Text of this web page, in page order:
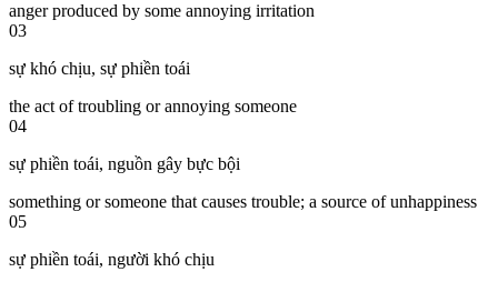
anger produced by some annoying irritation
03
sự khó chịu, sự phiền toái
the act of troubling or annoying someone
04
sự phiền toái, nguồn gây bực bội
something or someone that causes trouble; a source of unhappiness
05
sự phiền toái, người khó chịu